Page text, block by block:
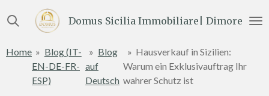
al
principale
Domus Sicilia Immobiliare| Dimore e
Home » Blog (IT-
EN-DE-FR-
ESP)
» Blog
auf
Deutsch
» Hausverkauf in Sizilien:
Warum ein Exklusivauftrag Ihr
wahrer Schutz ist